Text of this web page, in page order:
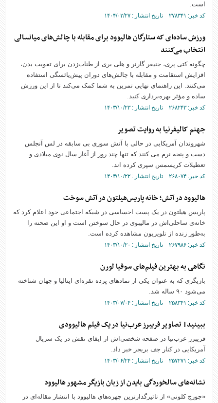
است.
کد خبر: ۲۷۸۳۴۱ تاریخ انتشار : ۱۴۰۴/۰۲/۲۷
ورزش ساده‌ای که ستارگان هالیوود برای مقابله با چالش‌های میانسالی
انتخاب می‌کنند
چگونه کتی پری، جنیفر گارنر و هلی بری از طناب‌زدن برای تقویت بدن،
افزایش استقامت و مقابله با چالش‌های دوران پیش‌یائسگی استفاده
می‌کنند. این راهنمای نهایی تمرین به شما کمک می‌کند تا از این ورزش
ساده و مؤثر بهره‌برداری کنید.
کد خبر: ۲۶۸۲۴۳ تاریخ انتشار : ۱۴۰۳/۱۰/۲۳
جهنم کالیفرنیا به روایت تصویر
شهروندان آمریکایی در حالی با آتش سوزی بی سابقه در لس آنجلس
دست و پنجه نرم می کنند که تنها چند روز از آغاز سال نوی میلادی و
تعطیلات کریسمس سپری کرده اند.
کد خبر: ۲۶۸۰۷۴ تاریخ انتشار : ۱۴۰۳/۱۰/۲۲
هالیوود در آتش؛ خانه پاریس‌هیلتون در آتش سوخت
پاریس هیلتون در یک پست احساسی در شبکه اجتماعی خود اعلام کرد که
خانه‌ی ساحلی‌اش در مالیبوی در حال سوختن است و او این صحنه را
به‌طور زنده از تلویزیون مشاهده کرده است.
کد خبر: ۲۶۷۹۸۶ تاریخ انتشار : ۱۴۰۳/۱۰/۲۰
نگاهی به بهترین فیلم‌های سوفیا لورن
بازیگری که به عنوان یکی از نماد‌های پرده نقره‌ای ایتالیا و جهان شناخته
می‌شود ۹۰ ساله شد.
کد خبر: ۲۵۸۳۴۱ تاریخ انتشار : ۱۴۰۳/۰۷/۰۴
ببینید| تصاویر فریبرز عرب‌نیا در یک فیلم هالیوودی
فریبرز عرب‌نیا در صفحه شخصی‌اش از ایفای نقش در یک سریال
آمریکایی در کنار جف بریجز خبر داد.
کد خبر: ۲۵۷۲۷۱ تاریخ انتشار : ۱۴۰۳/۰۶/۲۴
نشانه‌های سالخوردگی بایدن از زبان بازیگر مشهور هالیوود
«جورج کلونی» از تاثیرگذارترین چهره‌های هالیوود با انتشار مقاله‌ای در